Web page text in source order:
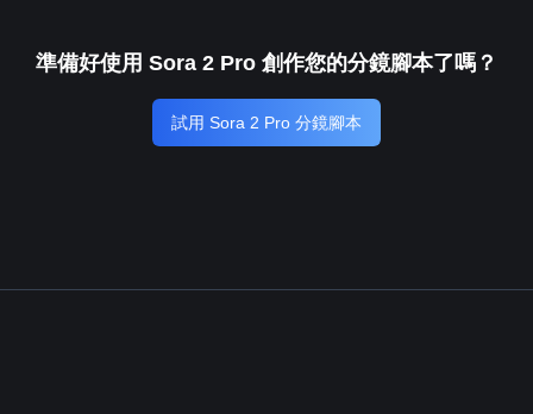
準備好使用 Sora 2 Pro 創作您的分鏡腳本了嗎？
試用 Sora 2 Pro 分鏡腳本